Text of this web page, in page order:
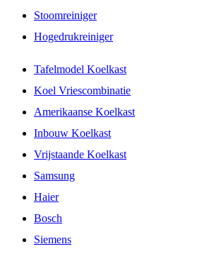
Stoomreiniger
Hogedrukreiniger
Tafelmodel Koelkast
Koel Vriescombinatie
Amerikaanse Koelkast
Inbouw Koelkast
Vrijstaande Koelkast
Samsung
Haier
Bosch
Siemens